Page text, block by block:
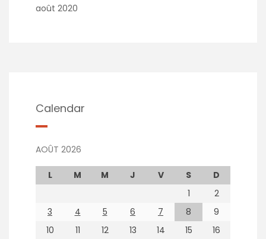
août 2020
Calendar
AOÛT 2026
L M M J V S
D
1
2
3
4 5 6 7 8
9
10
11 12 13 14 15
16